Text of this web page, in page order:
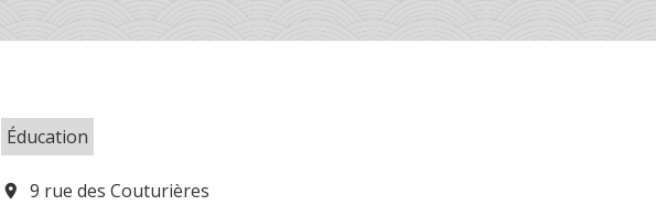
Éducation
location_on
9 rue des Couturières